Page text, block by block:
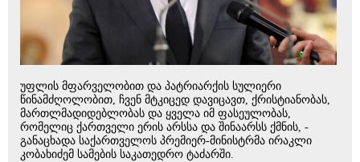
უფლის მფარველობით და პატრიარქის სულიერი
წინამძღოლობით, ჩვენ მტკიცედ დავიცავთ, ქრისტიანობას,
მართლმადიდებლობას და ყველა იმ ფასეულობას,
რომელიც ქართველი ერის არსსა და შინაარსს ქმნის, -
განაცხადა საქართველოს პრემიერ-მინისტრმა ირაკლი
კობახიძემ სამების საკათედრო ტაძარში.